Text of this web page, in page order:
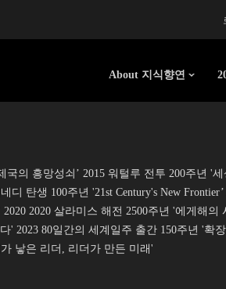
About 지식향연